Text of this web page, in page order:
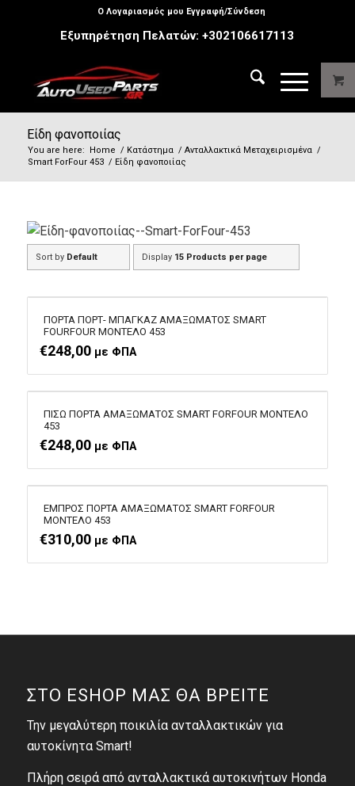
Ο Λογαριασμός μου Εγγραφή/Σύνδεση
Εξυπηρέτηση Πελατών:+302106617113
Είδη φανοποιίας
You are here: Home / Κατάστημα / Ανταλλακτικά Μεταχειρισμένα /
Smart ForFour 453 / Είδη φανοποιίας
Sort by Default Display 15 Products per page
ΠΟΡΤΑ ΠΟΡΤ- ΜΠΑΓΚΑΖ ΑΜΑΞΩΜΑΤΟΣ SMART
FOURFOUR ΜΟΝΤΕΛΟ 453
€248,00 με ΦΠΑ
ΠΙΣΩ ΠΟΡΤΑ ΑΜΑΞΩΜΑΤΟΣ SMART FORFOUR MOΝΤΕΛΟ
453
€248,00 με ΦΠΑ
ΕΜΠΡΟΣ ΠΟΡΤΑ ΑΜΑΞΩΜΑΤΟΣ SMART FORFOUR
MOΝΤΕΛΟ 453
€310,00 με ΦΠΑ
ΣΤΟ ESHOP ΜΑΣ ΘΑ ΒΡΕΙΤΕ
Την μεγαλύτερη ποικιλία ανταλλακτικών για
αυτοκίνητα Smart!
Πλήρη σειρά από ανταλλακτικά αυτοκινήτων Honda